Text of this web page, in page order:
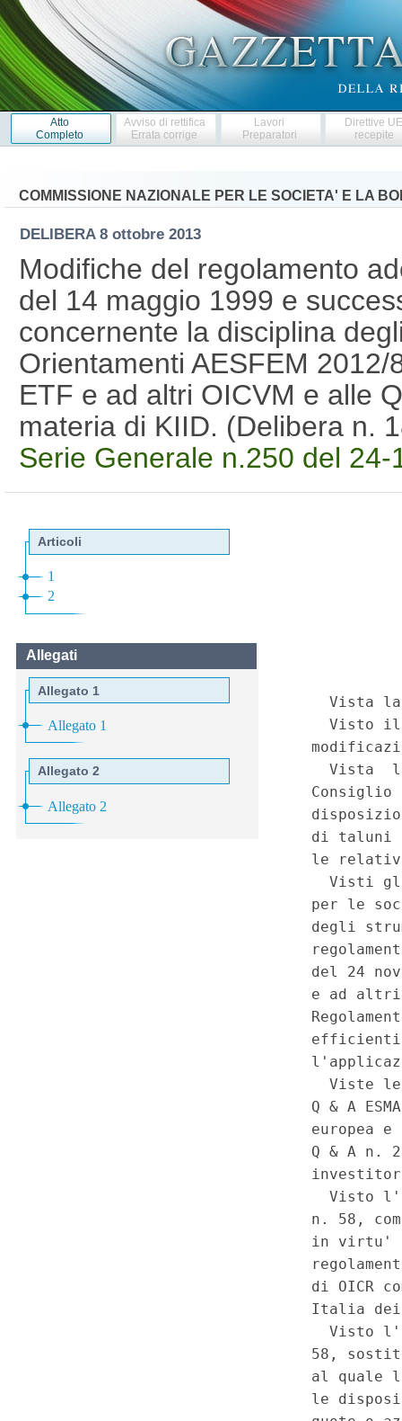
Atto
Completo
Avviso di rettifica
Errata corrige
Lavori
Preparatori
Direttive
recepite
COMMISSIONE NAZIONALE PER LE SOCIETA' E LA
DELIBERA 8 ottobre 2013
Modifiche del regolamento
del 14 maggio 1999 e
concernente la disciplina
Orientamenti AESFEM
ETF e ad altri OICVM e alle
materia di KIID. (Delibera n.
Serie Generale n.250 del 24-